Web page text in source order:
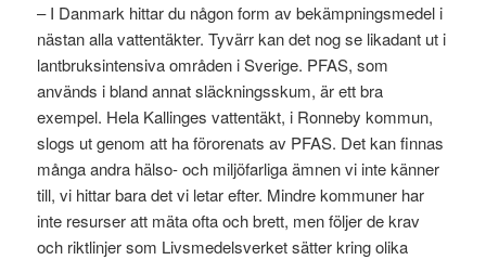
– I Danmark hittar du någon form av bekämpningsmedel i
nästan alla vattentäkter. Tyvärr kan det nog se likadant ut i
lantbruksintensiva områden i Sverige. PFAS, som
används i bland annat släckningsskum, är ett bra
exempel. Hela Kallinges vattentäkt, i Ronneby kommun,
slogs ut genom att ha förorenats av PFAS. Det kan finnas
många andra hälso- och miljöfarliga ämnen vi inte känner
till, vi hittar bara det vi letar efter. Mindre kommuner har
inte resurser att mäta ofta och brett, men följer de krav
och riktlinjer som Livsmedelsverket sätter kring olika